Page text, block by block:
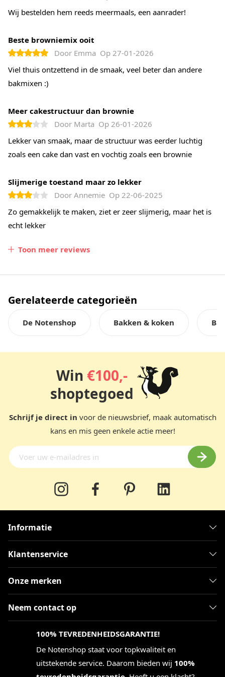
Voeg naar wens een vulling toe zoalsnoten,rozijnen
Vul een ingevet en met bakpapier bekleed bakblik met
het beslag en bak in het midden van de
voorverwarmde oven in ca. 25-30 minuten.
Controleer de brownie vanaf 25 minuten. Een prikker
Laat de brownie goed afkoelen buiten de oven
Wij bestelden hem reeds meermaals, een aanrader!
Beste browniemix ooit
Door Emma Op 27-01-2026
Viel thuis ontzettend in de smaak, veel beter dan andere
bakmixen :)
Meer cakestructuur dan brownie
Door Marta Op 26-01-2026
Lekker van smaak, maar de structuur was eerder luchtig
zoals een cake dan vast en vochtig zoals een brownie
Slijmerige toestand maar zo lekker
Door Annemie Op 22-06-2025
Zo gemakkelijk te maken, ziet er zeer slijmerig, maar het is
echt lekker
Toon meer reviews
Gerelateerde categorieën
De Notenshop Bakken & koken
Win €100,-
shoptegoed
Schrijf je direct in voor de nieuwsbrief, maak automatisch
kans en mis geen enkele actie meer!
Informatie
Klantenservice
Onze merken
Neem contact op
100% TEVREDENHEIDSGARANTIE!
De Notenshop staat voor topkwaliteit en
uitstekende service. Daarom bieden wij 100%